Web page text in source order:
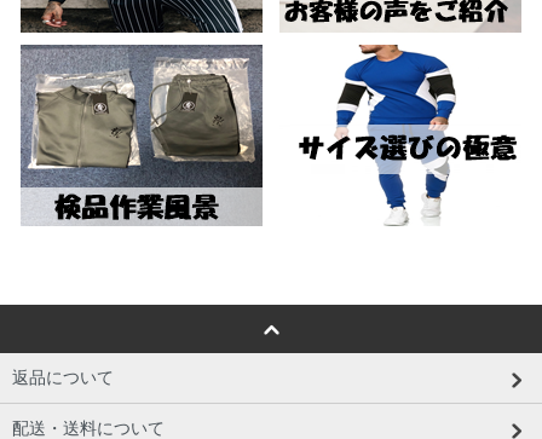
返品について
配送・送料について